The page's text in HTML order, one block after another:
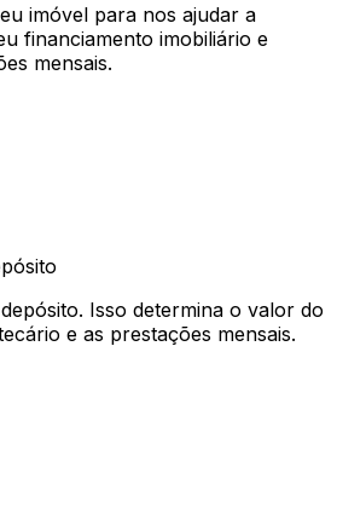
imóvel para nos ajudar a
financiamento imobiliário e
mensais.
Isso determina o valor do
e as prestações mensais.